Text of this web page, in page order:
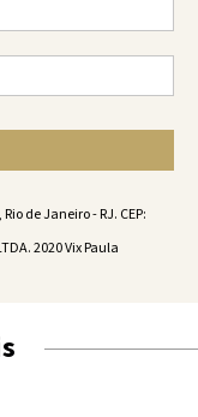
de Janeiro - RJ. CEP:
2020 Vix Paula